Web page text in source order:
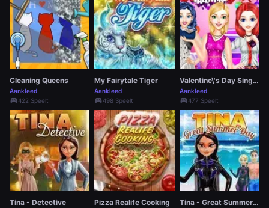
Cleaning Queens
Aankleed
sports_esports422 Speelt
My Fairytale Tiger
Aankleed
sports_esports498 Speelt
Valentine\'s Day Single Party
Aankleed
sports_esports477 Speelt
Tina - Detective Pizza Realife Cooking Tina - Great Summer Day